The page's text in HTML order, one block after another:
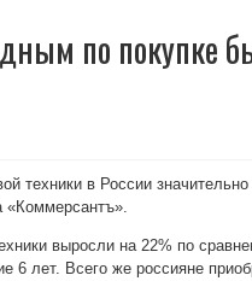
по покупке
техники в России
«Коммерсантъ».
выросли на 22% по
6 лет. Всего же россияне